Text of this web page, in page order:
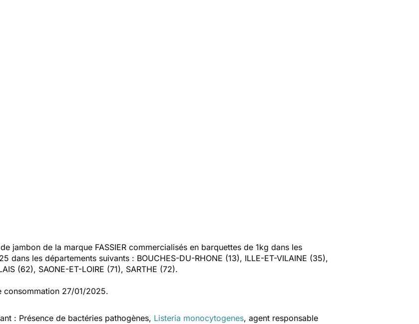
jambon de la marque FASSIER commercialisés en barquettes de 1kg dans les
dans les départements suivants : BOUCHES-DU-RHONE (13), ILLE-ET-VILAINE (35),
(62), SAONE-ET-LOIRE (71), SARTHE (72).
consommation 27/01/2025.
: Présence de bactéries pathogènes, Listeria monocytogenes, agent responsable